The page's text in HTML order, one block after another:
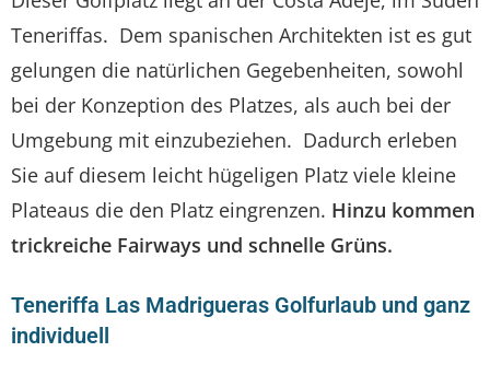
Teneriffas. Dem spanischen Architekten ist es gut
gelungen die natürlichen Gegebenheiten, sowohl
bei der Konzeption des Platzes, als auch bei der
Umgebung mit einzubeziehen. Dadurch erleben
Sie auf diesem leicht hügeligen Platz viele kleine
Plateaus die den Platz eingrenzen. Hinzu kommen
trickreiche Fairways und schnelle Grüns.
Teneriffa Las Madrigueras Golfurlaub und ganz
individuell